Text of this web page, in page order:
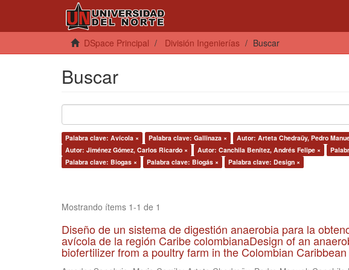
DSpace Principal División Ingenierías Buscar
Buscar
Palabra clave: Avícola × Palabra clave: Gallinaza × Autor: Arteta Chedraüy, Pedro
Autor: Jiménez Gómez, Carlos Ricardo ×
Autor: Canchila Benítez, Andrés Felipe ×
Palabra clave: Biogas ×
Palabra clave: Biogás × Palabra clave: Design ×
Mostrando ítems 1-1 de 1
Diseño de un sistema de digestión anaerobia para la
avícola de la región Caribe colombianaDesign of an
biofertilizer from a poultry farm in the Colombian